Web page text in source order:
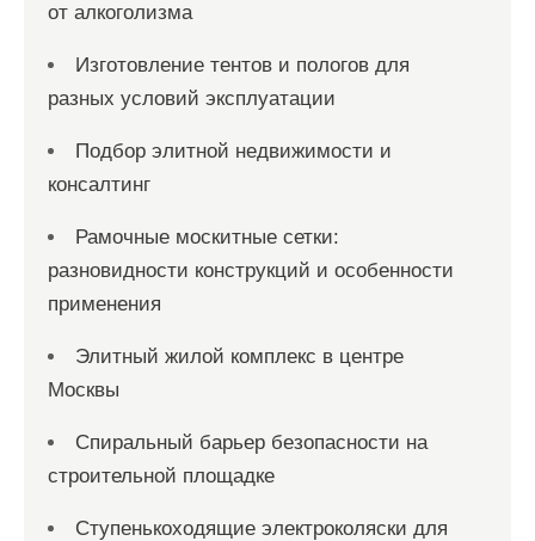
от алкоголизма
Изготовление тентов и пологов для
разных условий эксплуатации
Подбор элитной недвижимости и
консалтинг
Рамочные москитные сетки:
разновидности конструкций и особенности
применения
Элитный жилой комплекс в центре
Москвы
Спиральный барьер безопасности на
строительной площадке
Ступенькоходящие электроколяски для